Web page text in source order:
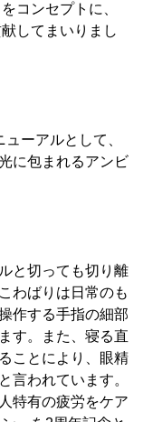
コンセプトに、
してまいりまし
ーアルとして、
に包まれるアンビ
と切っても切り離
わばりは日常のも
作する手指の細部
す。また、寝る直
ことにより、眼精
言われています。
特有の疲労をケア